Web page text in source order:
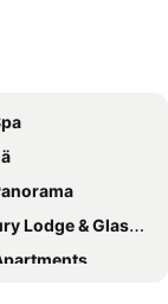
& Glass Igloos